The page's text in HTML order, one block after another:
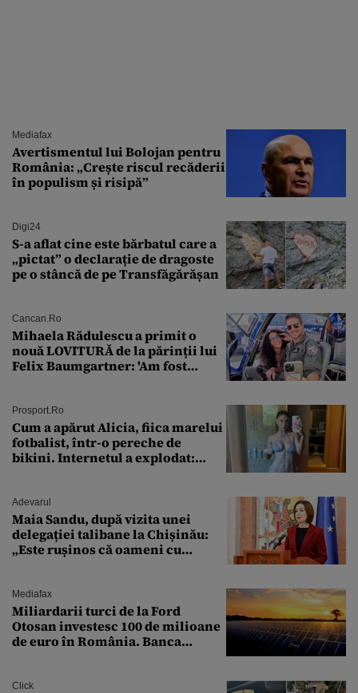
Mediafax
Avertismentul lui Bolojan pentru
România: „Crește riscul recăderii
în populism și risipă”
Digi24
S-a aflat cine este bărbatul care a
„pictat” o declarație de dragoste
pe o stâncă de pe Transfăgărășan
Cancan.ro
Mihaela Rădulescu a primit o
nouă LOVITURĂ de la părinții lui
Felix Baumgartner: 'Am fost
Prosport.ro
Cum a apărut Alicia, fiica marelui
fotbalist, într-o pereche de
bikini. Internetul a explodat:
Adevarul
Maia Sandu, după vizita unei
delegației talibane la Chișinău:
„Este rușinos că oameni cu
Mediafax
Miliardarii turci de la Ford
Otosan investesc 100 de milioane
de euro în România. Banca
Click